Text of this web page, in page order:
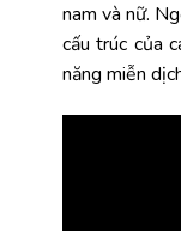
nam và nữ.
cấu trúc của
năng miễn